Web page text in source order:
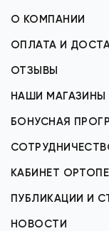
О КОМПАНИИ
ОПЛАТА И
ОТЗЫВЫ
НАШИ МАГАЗИНЫ
БОНУСНАЯ
КАБИНЕТ
ПУБЛИКАЦИИ И
НОВОСТИ